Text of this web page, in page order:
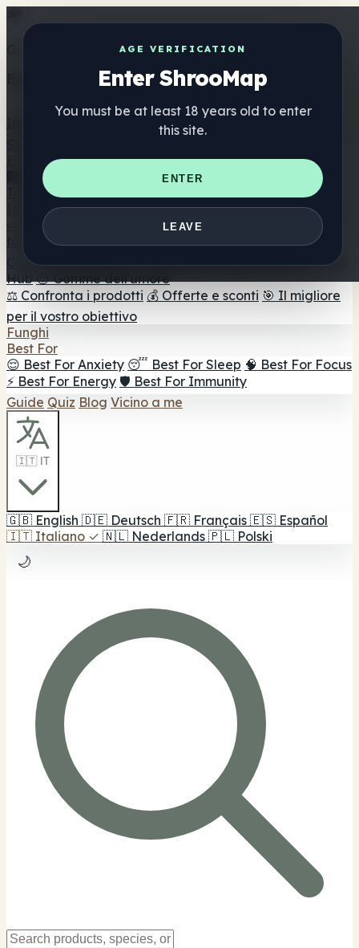
AGE VERIFICATION
Enter ShrooMap
You must be at least 18 years old to enter
this site.
ENTER
LEAVE
Get the ShrooMap app
Better than mobile web — one tap away
Elenco
🏢 Elenco dei marchi
📍 Trova il negozio di testa
Trova il negozio intelligente
🛒 Negozi di teste online
Integratori
🍬 Gomme ai funghi
💊 Capsule di funghi
💧 Tinture di
🫙 Polveri di funghi ☕ Caffè ai funghi 🍫
Cioccolato ai funghi 💨 Mushroom Vapes 🍫 Shroom Bar
Hub 😌 Gomme dell'umore
⚖️ Confronta i prodotti 💰 Offerte e sconti 🎯 Il migliore
per il vostro obiettivo
Funghi
Best For
😌 Best For Anxiety 😴 Best For Sleep 🧠 Best For Focus
⚡ Best For Energy 🛡️ Best For Immunity
Guide Quiz Blog Vicino a me
🇮🇹 IT
🇬🇧 English 🇩🇪 Deutsch 🇫🇷 Français 🇪🇸 Español
🇮🇹 Italiano ✓ 🇳🇱 Nederlands 🇵🇱 Polski
🌙